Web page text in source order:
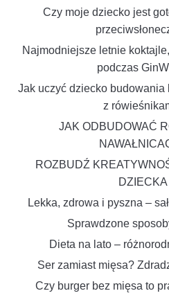
Czy moje dziecko jest
Najmodniejsze letnie
podczas
Jak uczyć dziecko budowania
z
JAK ODBUDOWAĆ
ROZBUDŹ
DZIECKA
Lekka, zdrowa i pyszna –
Sprawdzone
Dieta na lato –
Ser zamiast mięsa?
Czy burger bez mięsa to